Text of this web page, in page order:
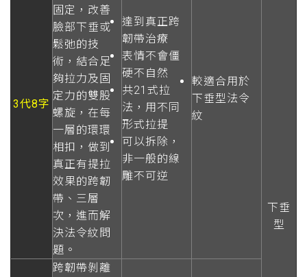
3代8字
固定，改善
臉部下垂或
鬆弛的技
術，結合足
夠拉力及固
定力的雙股
螺旋，在每
一層的環環
相扣，做到
真正有提拉
效果的跨韌
帶、三層
次，進而解
決法令紋問
題。
達到真正跨
韌帶治療
表情不會僵
硬不自然
共21式拉
法，用不同
形式拉提
可以拆除，
非一般的線
雕不可逆
較適合用於
下垂型法令
紋
下垂
型
跨韌帶剝離